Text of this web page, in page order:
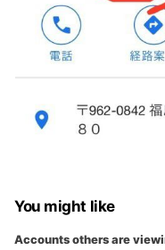
You might like
Accounts others are